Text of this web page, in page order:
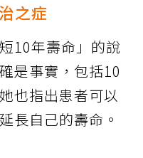
之症
10年壽命」的說
是事實，包括10
也指出患者可以
長自己的壽命。